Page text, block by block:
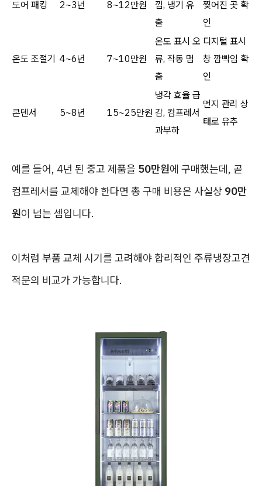
도어 패킹 2~3년 8~12만원
낌, 냉기 유
출
찢어진 곳 확
인
온도 조절기 4~6년 7~10만원
온도 표시 오
류, 작동 멈
춤
디지털 표시
창 깜빡임 확
인
콘덴서 5~8년 15~25만원
냉각 효율 급
감, 컴프레서
과부하
먼지 관리 상
태로 유추
예를 들어, 4년 된 중고 제품을 50만원에 구매했는데, 곧
컴프레서를 교체해야 한다면 총 구매 비용은 사실상 90만
원이 넘는 셈입니다.
이처럼 부품 교체 시기를 고려해야 합리적인 주류냉장고견
적문의 비교가 가능합니다.